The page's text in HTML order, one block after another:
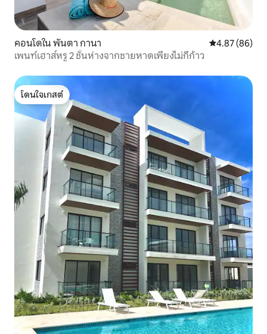
คอนโดใน พันตา กานา คะแนนเฉลี่ย
4.87 (86)
เพนท์เฮาส์หรู 2 ชั้นห่างจากชายหาดเพียงไม่กี่ก้าว
โดนใจเกสต์
โดนใจเกสต์